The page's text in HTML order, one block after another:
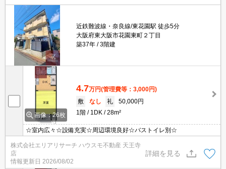
近鉄難波線・奈良線/東花園駅 徒歩5分
大阪府東大阪市花園東町２丁目
築37年
3階建
画像：26枚
4.7万円(管理費等：3,000円)
敷
なし 礼
50,000円
1階
1DK 28m²
☆室内広々☆設備充実☆周辺環境良好☆バストイレ別☆
株式会社エリアリサーチ ハウスモ不動産 天王寺
店
情報更新日 2026/08/02
詳細を見る